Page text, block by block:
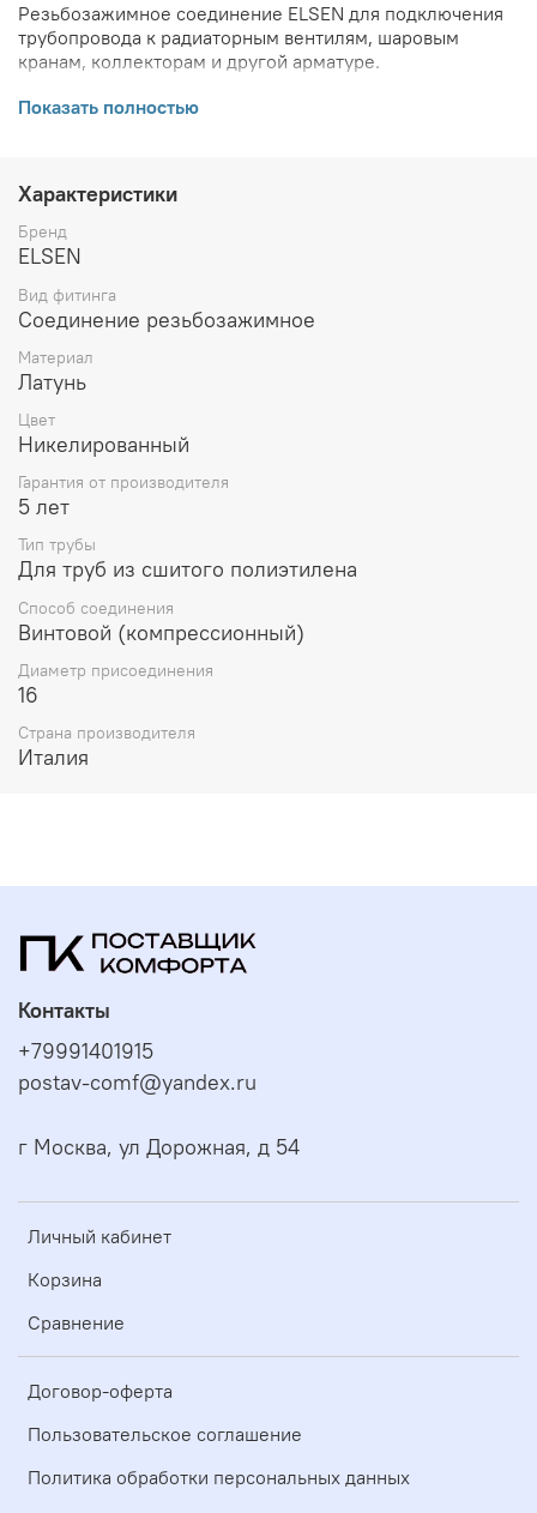
Резьбозажимное соединение ELSEN для подключения
трубопровода к радиаторным вентилям, шаровым
кранам, коллекторам и другой арматуре.
ВНИМАНИЕ! Описание и фото товара, технические
производителя. Производитель оставляет за собой
право в любой момент без обязательного извещения
вносить изменения в дизайн и технические
свойств товара.
Показать полностью
Характеристики
Бренд
ELSEN
Вид фитинга
Соединение резьбозажимное
Материал
Латунь
Цвет
Никелированный
Гарантия от производителя
5 лет
Тип трубы
Для труб из сшитого полиэтилена
Способ соединения
Винтовой (компрессионный)
Диаметр присоединения
16
Страна производителя
Италия
Личный кабинет
Корзина
Сравнение
Договор-оферта
Пользовательское соглашение
Политика обработки персональных данных
Контакты
+79991401915
postav-comf@yandex.ru
г Москва, ул Дорожная, д 54